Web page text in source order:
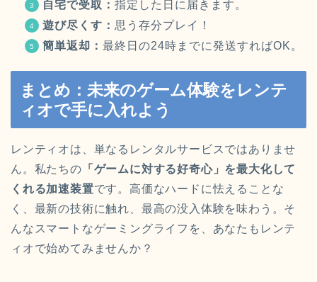
自宅で受取： 指定した日に届きます。
遊び尽くす： 思う存分プレイ！
簡単返却： 最終日の24時までに発送すればOK。
まとめ：未来のゲーム体験をレンテ
ィオで手に入れよう
レンティオは、単なるレンタルサービスではありませ
ん。私たちの 「ゲームに対する好奇心」を最大化して
くれる加速装置です。高価なハードに怯えることな
く、最新の技術に触れ、最高の没入体験を味わう。そ
んなスマートなゲーミングライフを、あなたもレンテ
ィオで始めてみませんか？